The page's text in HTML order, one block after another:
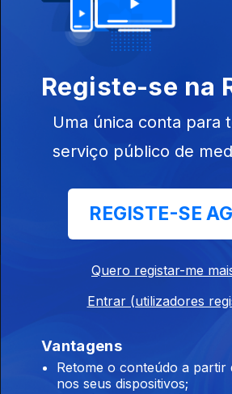
Este conteúdo faz
Português
A Vida do Avesso Correr o
Instale a aplicação
Disponível para iOS, Android, Apple
CarPlay
Registe-se na
Uma única conta para
serviço público de
REGISTE-SE
Quero registar-me
Entrar (utilizadores
Vantagens
Retome o conteúdo a partir
nos seus dispositivos;